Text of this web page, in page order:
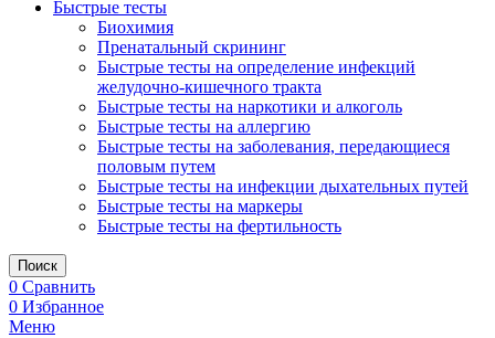
Быстрые тесты
Биохимия
Пренатальный скрининг
Быстрые тесты на определение инфекций
желудочно-кишечного тракта
Быстрые тесты на наркотики и алкоголь
Быстрые тесты на аллергию
Быстрые тесты на заболевания, передающиеся
половым путем
Быстрые тесты на инфекции дыхательных путей
Быстрые тесты на маркеры
Быстрые тесты на фертильность
Поиск
0 Сравнить
0 Избранное
Меню